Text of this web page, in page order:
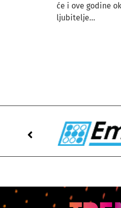
će i ove godine
ljubitelje...